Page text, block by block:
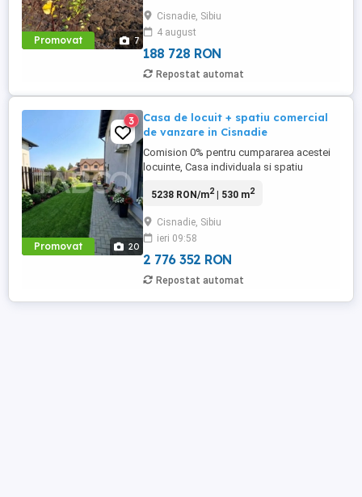
Promovat 7
Sibiu si Cisnadie. Terenul are o suprafata
de 1867 mp cu un front stradat de 10,28 m
si o lungime ...
Cisnadie, Sibiu
4 august
188 728 RON
Repostat automat
Promovat 20
3
Casa de locuit + spatiu comercial
de vanzare in Cisnadie
Comision 0% pentru cumpararea acestei
locuinte, Casa individuala si spatiu
front stradal si acces auto si parcare.
Mansarda. Casa se preteaza pentru o
familie numeroasa sau pentru cineva care
isi doreste un loc unde ...
5238 RON/m2| 530 m2
Cisnadie, Sibiu
ieri 09:58
2 776 352 RON
Repostat automat